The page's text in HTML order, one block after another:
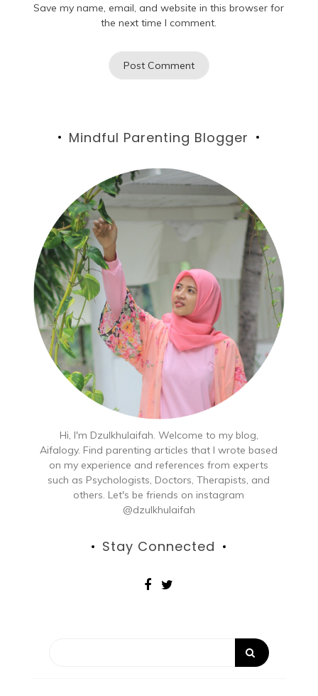
Save my name, email, and website in this browser for
the next time I comment.
Mindful Parenting Blogger
Hi, I'm Dzulkhulaifah. Welcome to my blog,
Aifalogy. Find parenting articles that I wrote based
on my experience and references from experts
such as Psychologists, Doctors, Therapists, and
others. Let's be friends on instagram
@dzulkhulaifah
Stay Connected